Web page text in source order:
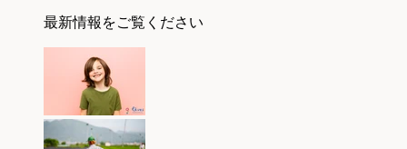
最新情報をご覧ください